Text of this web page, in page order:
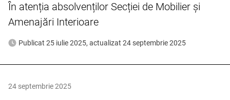
În atenția absolvenților Secției de Mobilier și
Amenajări Interioare
Publicat 25 iulie 2025, actualizat 24 septembrie 2025
24 septembrie 2025